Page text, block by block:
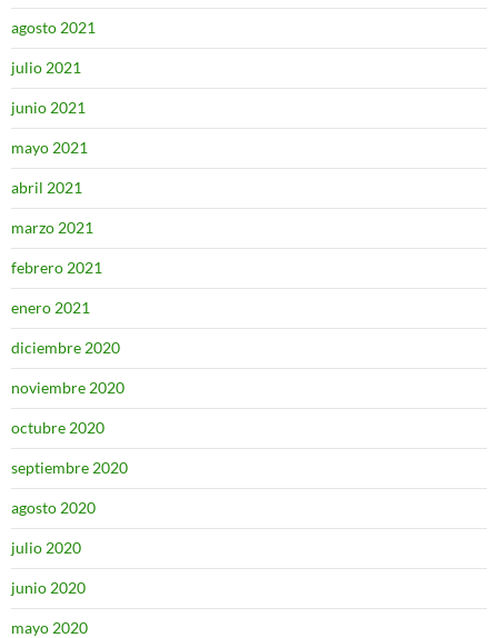
agosto 2021
julio 2021
junio 2021
mayo 2021
abril 2021
marzo 2021
febrero 2021
enero 2021
diciembre 2020
noviembre 2020
octubre 2020
septiembre 2020
agosto 2020
julio 2020
junio 2020
mayo 2020